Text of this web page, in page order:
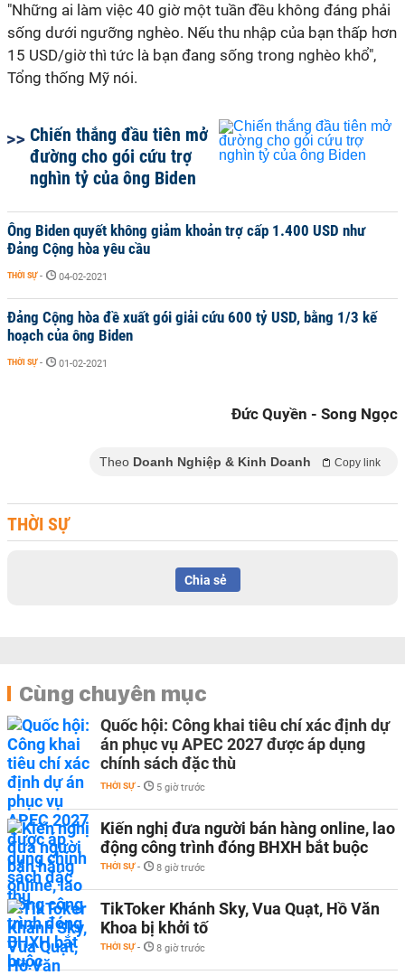
"Những ai làm việc 40 giờ một tuần đều không đáng phải
sống dưới ngưỡng nghèo. Nếu thu nhập của bạn thấp hơn
15 USD/giờ thì tức là bạn đang sống trong nghèo khổ",
Tổng thống Mỹ nói.
Chiến thắng đầu tiên mở
đường cho gói cứu trợ
nghìn tỷ của ông Biden
Ông Biden quyết không giảm khoản trợ cấp 1.400 USD như
Đảng Cộng hòa yêu cầu
THỜI SỰ - 04-02-2021
Đảng Cộng hòa đề xuất gói giải cứu 600 tỷ USD, bằng 1/3 kế
hoạch của ông Biden
THỜI SỰ - 01-02-2021
Đức Quyền - Song Ngọc
Theo Doanh Nghiệp & Kinh Doanh Copy link
THỜI SỰ
Chia sẻ
Cùng chuyên mục
Quốc hội: Công khai tiêu chí xác định dự
án phục vụ APEC 2027 được áp dụng
chính sách đặc thù
THỜI SỰ - 5 giờ trước
Kiến nghị đưa người bán hàng online, lao
động công trình đóng BHXH bắt buộc
THỜI SỰ - 8 giờ trước
TikToker Khánh Sky, Vua Quạt, Hồ Văn
Khoa bị khởi tố
THỜI SỰ - 8 giờ trước